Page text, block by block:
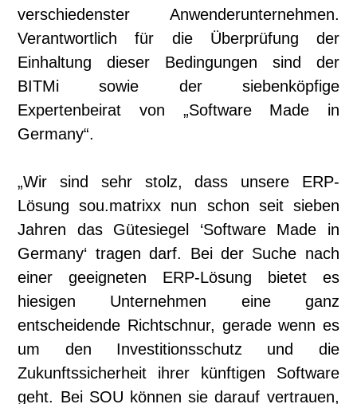
verschiedenster Anwenderunternehmen.
Verantwortlich für die Überprüfung der
Einhaltung dieser Bedingungen sind der
BITMi sowie der siebenköpfige
Expertenbeirat von „Software Made in
Germany“.
„Wir sind sehr stolz, dass unsere ERP-
Lösung sou.matrixx nun schon seit sieben
Jahren das Gütesiegel ‘Software Made in
Germany‘ tragen darf. Bei der Suche nach
einer geeigneten ERP-Lösung bietet es
hiesigen Unternehmen eine ganz
entscheidende Richtschnur, gerade wenn es
um den Investitionsschutz und die
Zukunftssicherheit ihrer künftigen Software
geht. Bei SOU können sie darauf vertrauen,